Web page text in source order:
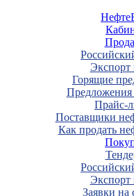
Горящие
Предложения
Прайс-
Поставщики
Как продать
Заявки на